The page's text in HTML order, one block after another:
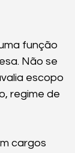
função
Não se
escopo
regime de
cargos